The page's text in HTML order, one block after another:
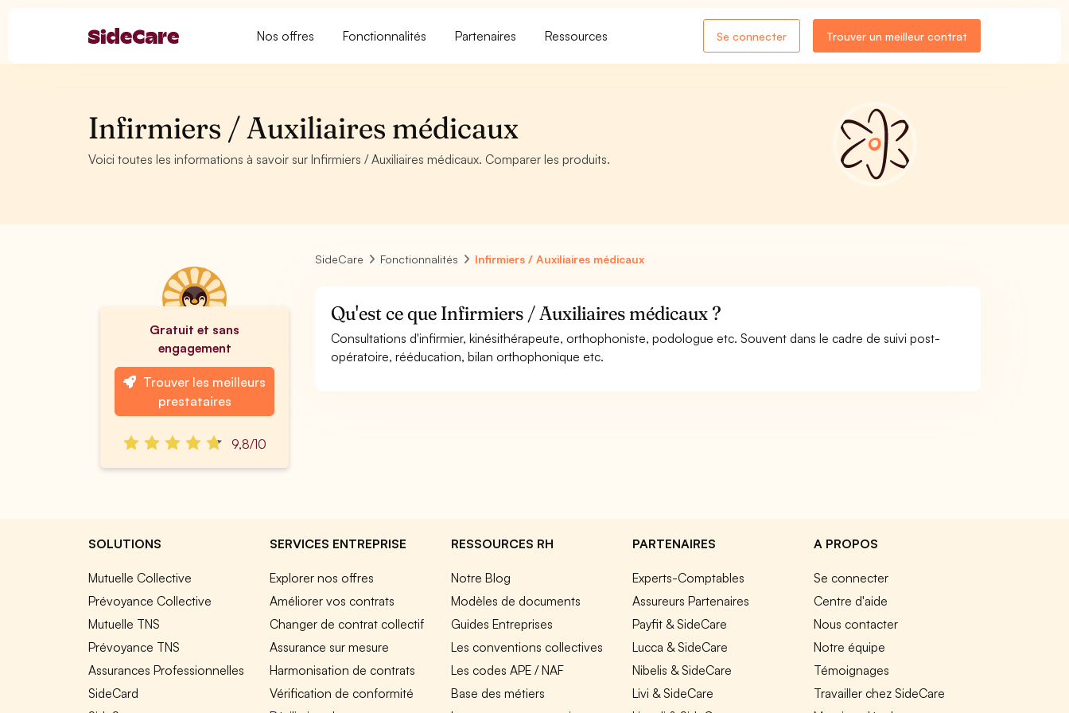
Nos offres Fonctionnalités Partenaires Ressources Se connecter Trouver un meilleur contrat
Infirmiers / Auxiliaires médicaux
Voici toutes les informations à savoir sur Infirmiers / Auxiliaires médicaux. Comparer les produits.
Gratuit et sans
engagement
Trouver les meilleurs
prestataires
9,8/10
SideCare Fonctionnalités Infirmiers / Auxiliaires médicaux
Qu'est ce que Infirmiers / Auxiliaires médicaux ?
Consultations d'infirmier, kinésithérapeute, orthophoniste, podologue etc. Souvent dans le cadre de suivi post-
opératoire, rééducation, bilan orthophonique etc.
SOLUTIONS
Mutuelle Collective
Prévoyance Collective
Mutuelle TNS
Prévoyance TNS
Assurances Professionnelles
SideCard
SERVICES ENTREPRISE
Explorer nos offres
Améliorer vos contrats
Changer de contrat collectif
Assurance sur mesure
Harmonisation de contrats
Vérification de conformité
RESSOURCES RH
Notre Blog
Modèles de documents
Guides Entreprises
Les conventions collectives
Les codes APE / NAF
Base des métiers
PARTENAIRES
Experts-Comptables
Assureurs Partenaires
Payfit & SideCare
Lucca & SideCare
Nibelis & SideCare
Livi & SideCare
A PROPOS
Se connecter
Centre d'aide
Nous contacter
Notre équipe
Témoignages
Travailler chez SideCare